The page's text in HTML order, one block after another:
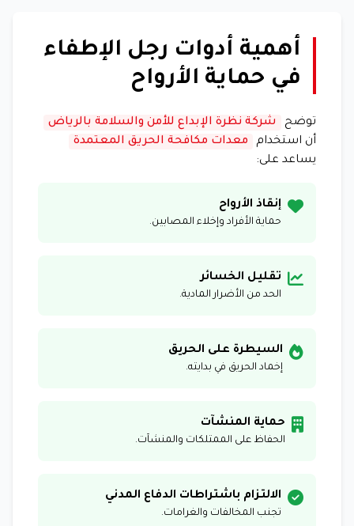
أهمية أدوات رجل الإطفاء
في حماية الأرواح
توضح
شركة نظرة الإبداع للأمن والسلامة بالرياض
أن استخدام
معدات مكافحة الحريق المعتمدة
يساعد على:
إنقاذ الأرواح
حماية الأفراد وإخلاء المصابين.
تقليل الخسائر
الحد من الأضرار المادية.
السيطرة على الحريق
إخماد الحريق في بدايته.
حماية المنشآت
الحفاظ على الممتلكات والمنشآت.
الالتزام باشتراطات الدفاع المدني
تجنب المخالفات والغرامات.